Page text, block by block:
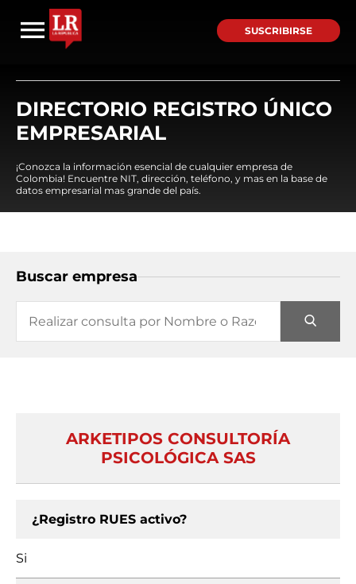
SUSCRIBIRSE
DIRECTORIO REGISTRO ÚNICO
EMPRESARIAL
¡Conozca la información esencial de cualquier empresa de
Colombia! Encuentre NIT, dirección, teléfono, y mas en la base de
datos empresarial mas grande del país.
Buscar empresa
ARKETIPOS CONSULTORÍA
PSICOLÓGICA SAS
¿Registro RUES activo?
Si